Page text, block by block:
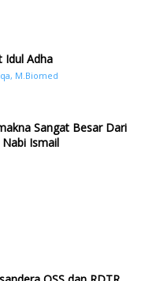
Idul Adha
M.Biomed
Sangat Besar Dari
Ismail